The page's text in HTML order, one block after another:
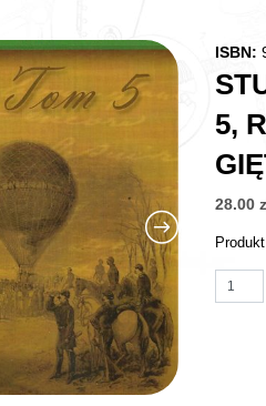
ISBN:
5,
28.00
ilość